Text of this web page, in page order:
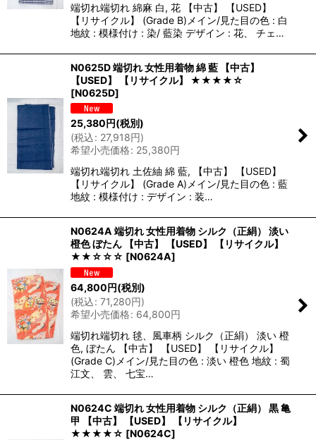
端切れ端切れ 綿麻 白, 花 【中古】 【USED】
【リサイクル】 (Grade B)メイン/見た目の色 : 白
地紋 : 模様付け : 染/ 藍染 デザイン : 花、 チェ…
N0625D 端切れ 女性用着物 綿 藍 【中古】
【USED】 【リサイクル】 ★★★★☆
[N0625D]
25,380 円(税別)
(税込: 27,918円)
希望小売価格: 25,380円
端切れ端切れ 土佐紬 綿 藍, 【中古】 【USED】
【リサイクル】 (Grade A)メイン/見た目の色 : 藍
地紋 : 模様付け : デザイン : 装…
N0624A 端切れ 女性用着物 シルク（正絹） 淡い
橙色 ぼたん 【中古】 【USED】 【リサイクル】
★★☆☆☆ [N0624A]
64,800円(税別)
(税込: 71,280円)
希望小売価格: 64,800円
端切れ端切れ 毬、風車柄 シルク（正絹） 淡い 橙
色, ぼたん 【中古】 【USED】 【リサイクル】
(Grade C)メイン/見た目の色 : 淡い 橙色 地紋 : 蜀
江文、 雲、 七宝…
N0624C 端切れ 女性用着物 シルク（正絹） 黒 亀
甲 【中古】 【USED】 【リサイクル】
★★★★☆ [N0624C]